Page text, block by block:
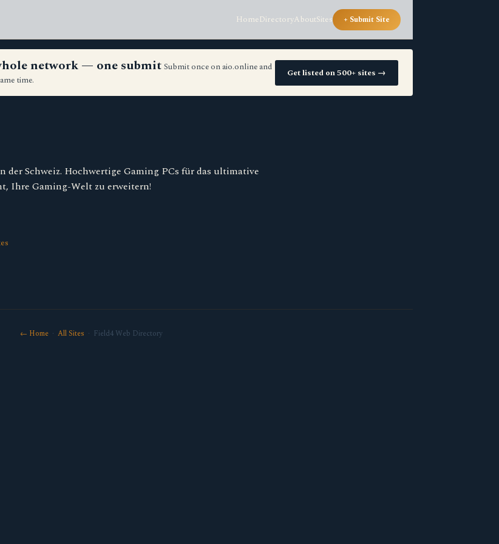
HomeDirectoryAboutSites + Submit Site
network — one submit Submit once on aio.online and
time.
Get listed on 500+ sites →
der Schweiz. Hochwertige Gaming PCs für das ultimative
Ihre Gaming-Welt zu erweitern!
← Home· All Sites · Field4 Web Directory